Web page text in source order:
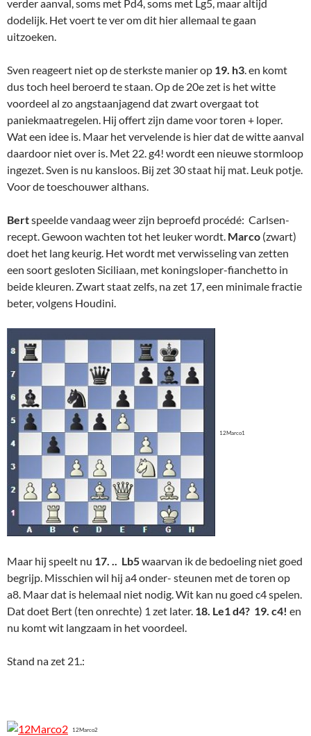
verder aanval, soms met Pd4, soms met Lg5, maar altijd
dodelijk. Het voert te ver om dit hier allemaal te gaan
uitzoeken.
Sven reageert niet op de sterkste manier op 19. h3. en komt
dus toch heel beroerd te staan. Op de 20e zet is het witte
voordeel al zo angstaanjagend dat zwart overgaat tot
paniekmaatregelen. Hij offert zijn dame voor toren + loper.
Wat een idee is. Maar het vervelende is hier dat de witte aanval
daardoor niet over is. Met 22. g4! wordt een nieuwe stormloop
ingezet. Sven is nu kansloos. Bij zet 30 staat hij mat. Leuk potje.
Voor de toeschouwer althans.
Bertspeelde vandaag weer zijn beproefd procédé: Carlsen-
recept. Gewoon wachten tot het leuker wordt. Marco (zwart)
doet het lang keurig. Het wordt met verwisseling van zetten
een soort gesloten Siciliaan, met koningsloper-fianchetto in
beide kleuren. Zwart staat zelfs, na zet 17, een minimale fractie
beter, volgens Houdini.
12Marco1
Maar hij speelt nu 17. .. Lb5waarvan ik de bedoeling niet goed
begrijp. Misschien wil hij a4 onder- steunen met de toren op
a8. Maar dat is helemaal niet nodig. Wit kan nu goed c4 spelen.
Dat doet Bert (ten onrechte) 1 zet later. 18. Le1 d4? 19. c4! en
nu komt wit langzaam in het voordeel.
Stand na zet 21.:
12Marco2